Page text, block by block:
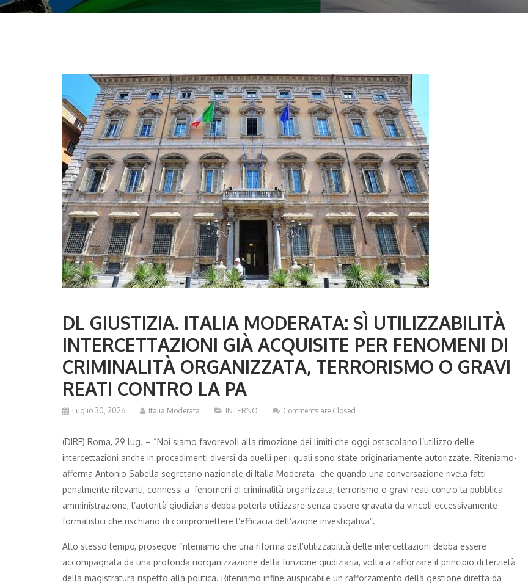
DL GIUSTIZIA. ITALIA MODERATA: SÌ UTILIZZABILITÀ
INTERCETTAZIONI GIÀ ACQUISITE PER FENOMENI DI
CRIMINALITÀ ORGANIZZATA, TERRORISMO O GRAVI
REATI CONTRO LA PA
Luglio 30, 2026 Italia Moderata INTERNO Comments are Closed
(DIRE) Roma, 29 lug. – “Noi siamo favorevoli alla rimozione dei limiti che oggi ostacolano l’utilizzo delle
intercettazioni anche in procedimenti diversi da quelli per i quali sono state originariamente autorizzate. Riteniamo-
afferma Antonio Sabella segretario nazionale di Italia Moderata- che quando una conversazione rivela fatti
penalmente rilevanti, connessi a fenomeni di criminalità organizzata, terrorismo o gravi reati contro la pubblica
amministrazione, l’autorità giudiziaria debba poterla utilizzare senza essere gravata da vincoli eccessivamente
formalistici che rischiano di compromettere l’efficacia dell’azione investigativa”.
Allo stesso tempo, prosegue “riteniamo che una riforma dell’utilizzabilità delle intercettazioni debba essere
accompagnata da una profonda riorganizzazione della funzione giudiziaria, volta a rafforzare il principio di terzietà
della magistratura rispetto alla politica. Riteniamo infine auspicabile un rafforzamento della gestione diretta da